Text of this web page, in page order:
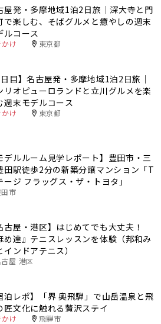
屋発・多摩地域1泊2日旅｜深大寺と門
で楽しむ、そばグルメと癒やしの週末
ルコース
かけ 東京都
日目】名古屋発・多摩地域1泊2日旅｜
リオピューロランドと立川グルメを楽
週末モデルコース
かけ 東京都
デルルーム見学レポート】豊田市・三
田駅徒歩2分の新築分譲マンション「T
ージ フラッグス・ザ・トヨタ」
田市
古屋・港区】はじめてでも大丈夫！
め達』テニスレッスンを体験（邦和み
インドアテニス）
屋 港区
泊レポ】「界 奥飛騨」で山岳温泉と飛
匠文化に触れる贅沢ステイ
かけ 飛騨市